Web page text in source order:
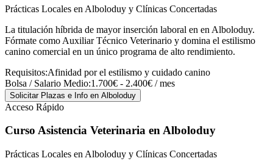
Prácticas Locales en Alboloduy y Clínicas Concertadas
La titulación híbrida de mayor inserción laboral en en Alboloduy.
Fórmate como Auxiliar Técnico Veterinario y domina el estilismo
canino comercial en un único programa de alto rendimiento.
Requisitos:Afinidad por el estilismo y cuidado canino
Bolsa / Salario Medio:1.700€ - 2.400€ / mes
Solicitar Plazas e Info en Alboloduy
Acceso Rápido
Curso Asistencia Veterinaria en Alboloduy
Prácticas Locales en Alboloduy y Clínicas Concertadas